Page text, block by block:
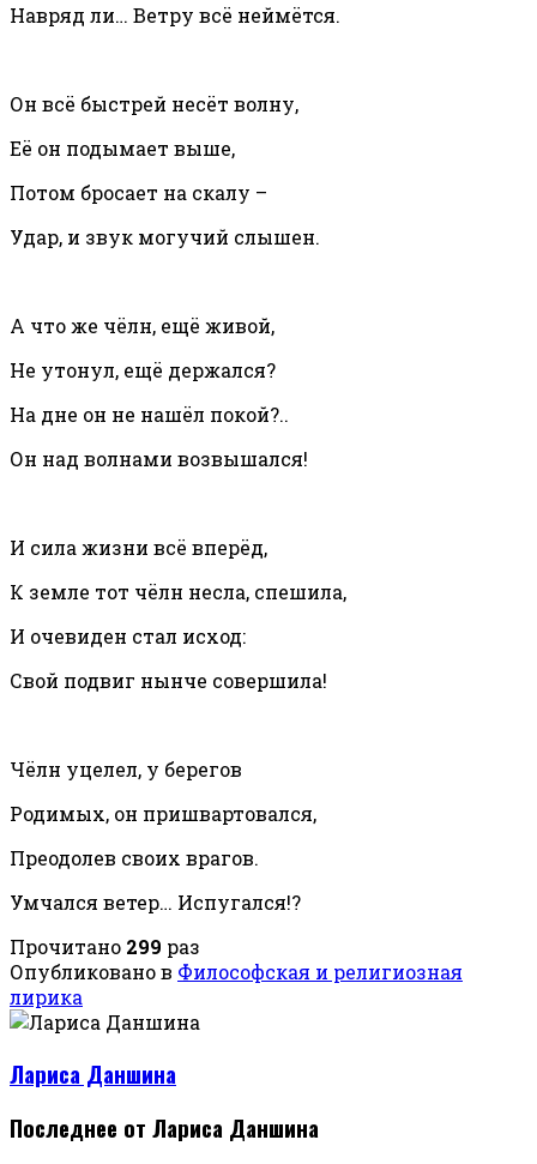
Навряд ли… Ветру всё неймётся.
Он всё быстрей несёт волну,
Её он подымает выше,
Потом бросает на скалу –
Удар, и звук могучий слышен.
А что же чёлн, ещё живой,
Не утонул, ещё держался?
На дне он не нашёл покой?..
Он над волнами возвышался!
И сила жизни всё вперёд,
К земле тот чёлн несла, спешила,
И очевиден стал исход:
Свой подвиг нынче совершила!
Чёлн уцелел, у берегов
Родимых, он пришвартовался,
Преодолев своих врагов.
Умчался ветер… Испугался!?
Прочитано 299 раз
Опубликовано в Философская и религиозная
лирика
Лариса Даншина
Последнее от Лариса Даншина